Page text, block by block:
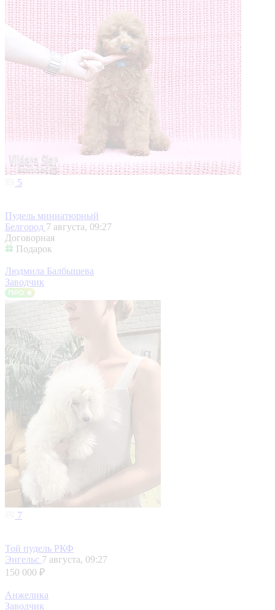
5
Пудель миниатюрный
Белгород 7 августа, 09:27
Договорная
Подарок
Людмила Балбышева
Заводчик
7
Той пудель РКФ
Энгельс 7 августа, 09:27
150 000 ₽
Анжелика
Заводчик